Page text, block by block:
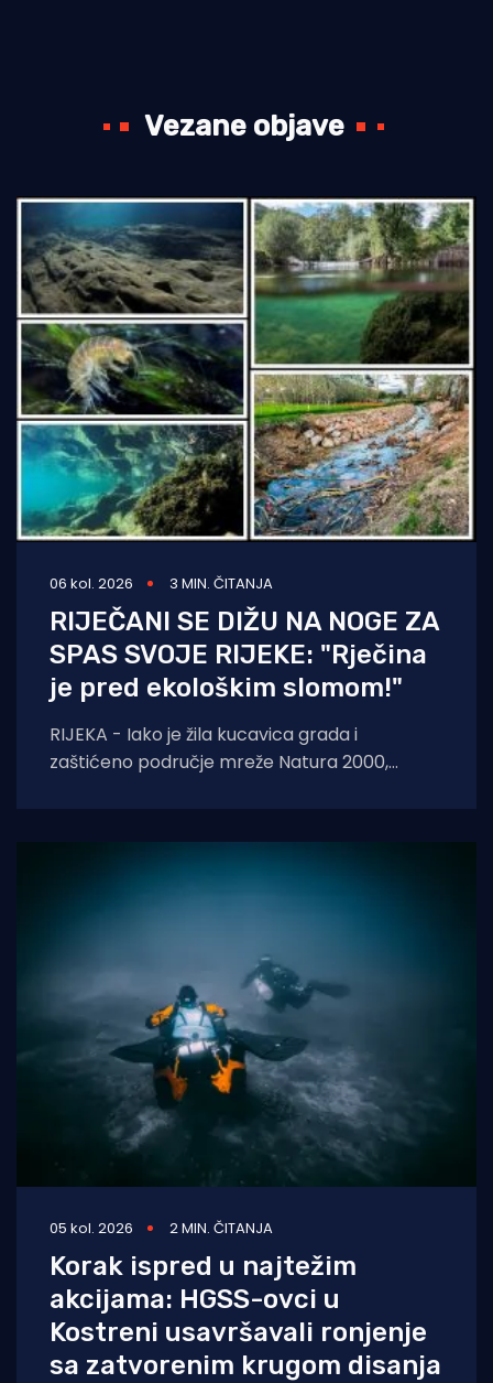
Vezane objave
06 kol. 2026 3 MIN. ČITANJA
RIJEČANI SE DIŽU NA NOGE ZA
SPAS SVOJE RIJEKE: "Rječina
je pred ekološkim slomom!"
RIJEKA - Iako je žila kucavica grada i
zaštićeno područje mreže Natura 2000,
05 kol. 2026 2 MIN. ČITANJA
Korak ispred u najtežim
akcijama: HGSS-ovci u
Kostreni usavršavali ronjenje
sa zatvorenim krugom disanja